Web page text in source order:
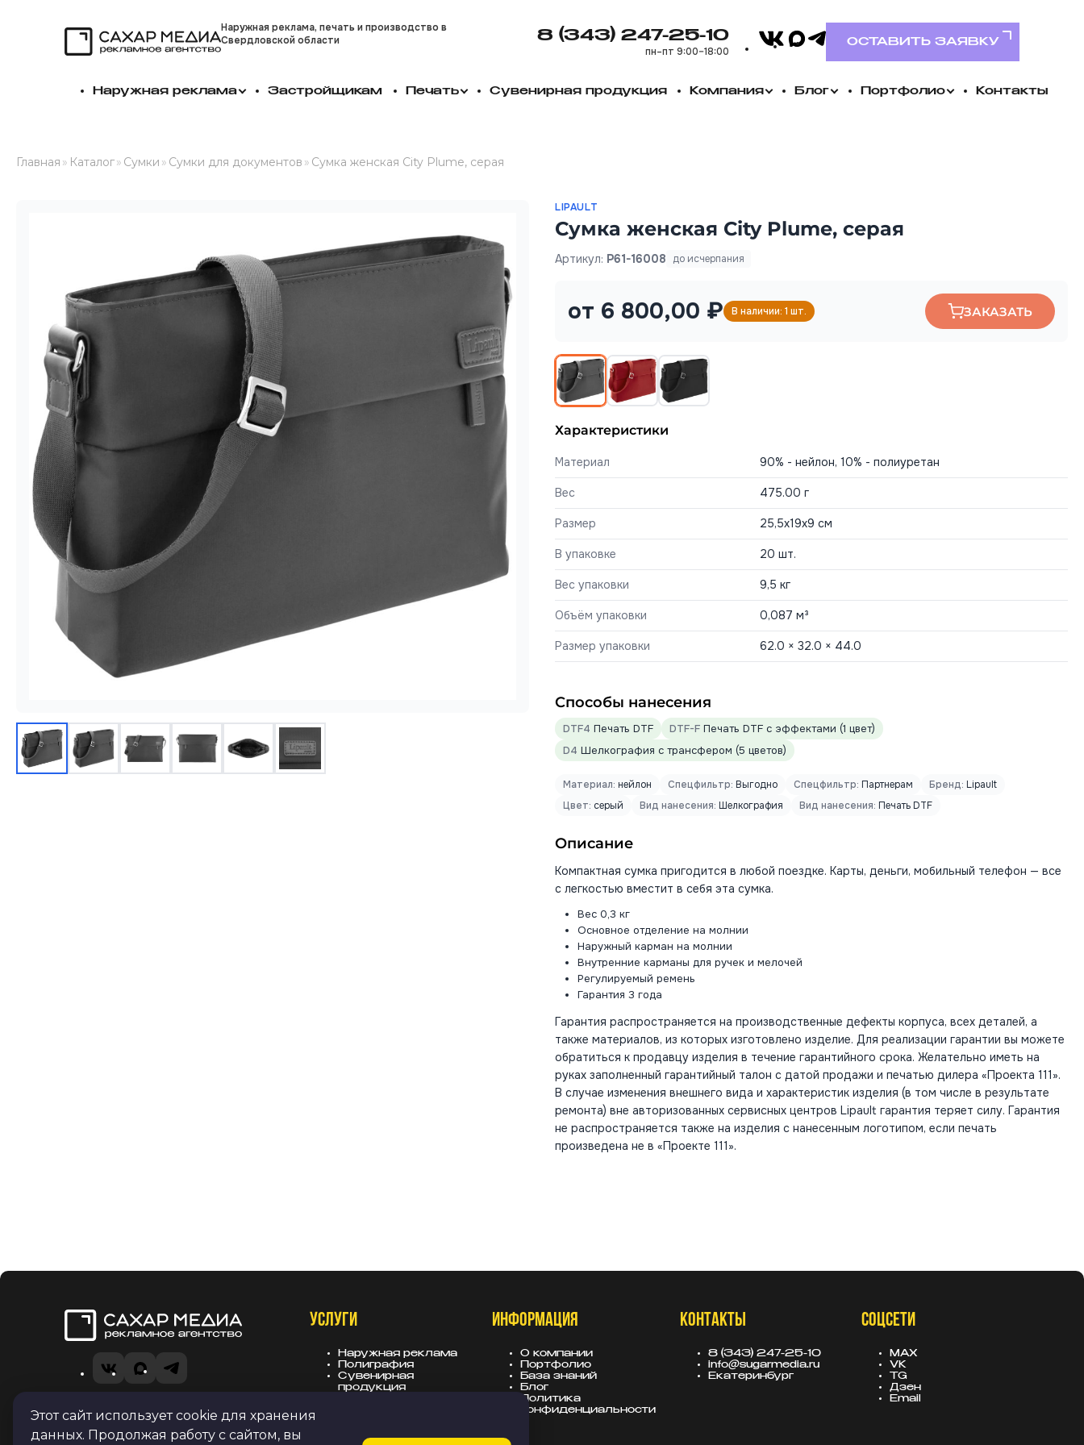
Наружная реклама, печать и производство в
Свердловской области
8 (343) 247-25-10
пн–пт 9:00–18:00
VK MAXTelegramОСТАВИТЬ ЗАЯВКУ
Наружная реклама Застройщикам Печать Сувенирная продукция Компания Блог Портфолио Контакты
Главная » Каталог» Сумки » Сумки для документов » Сумка женская City Plume, серая
LIPAULT
Сумка женская City Plume, серая
Артикул: P61-16008 до исчерпания
от 6 800,00 ₽ В наличии: 1 шт. ЗАКАЗАТЬ
Характеристики
Материал 90% - нейлон, 10% - полиуретан
Вес 475.00 г
Размер 25,5x19x9 см
В упаковке 20 шт.
Вес упаковки 9,5 кг
Объём упаковки 0,087 м³
Размер упаковки 62.0 × 32.0 × 44.0
Способы нанесения
DTF4 Печать DTF DTF-F Печать DTF с эффектами (1 цвет)
D4 Шелкография с трансфером (5 цветов)
Материал: нейлон Спецфильтр: Выгодно Спецфильтр: Партнерам Бренд: Lipault
Цвет: серый Вид нанесения: Шелкография Вид нанесения: Печать DTF
Описание
Компактная сумка пригодится в любой поездке. Карты, деньги, мобильный телефон — все
с легкостью вместит в себя эта сумка.
Вес 0,3 кг
Основное отделение на молнии
Наружный карман на молнии
Внутренние карманы для ручек и мелочей
Регулируемый ремень
Гарантия 3 года
Гарантия распространяется на производственные дефекты корпуса, всех деталей, а
также материалов, из которых изготовлено изделие. Для реализации гарантии вы можете
обратиться к продавцу изделия в течение гарантийного срока. Желательно иметь на
руках заполненный гарантийный талон с датой продажи и печатью дилера «Проекта 111».
В случае изменения внешнего вида и характеристик изделия (в том числе в результате
ремонта) вне авторизованных сервисных центров Lipault гарантия теряет силу. Гарантия
не распространяется также на изделия с нанесенным логотипом, если печать
произведена не в «Проекте 111».
VK MAXTelegram
Политика в отношении обработки
персональных данных
УСЛУГИ
Наружная реклама
Полиграфия
Сувенирная
продукция
ИНФОРМАЦИЯ
О компании
Портфолио
База знаний
Блог
Политика
конфиденциальности
КОНТАКТЫ
8 (343) 247-25-10
info@sugarmedia.ru
Екатеринбург
СОЦСЕТИ
MAX
VK
TG
Дзен
Email
Этот сайт использует cookie для хранения
данных. Продолжая работу с сайтом, вы